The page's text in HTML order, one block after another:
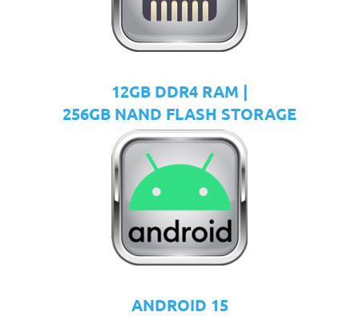
12GB DDR4 RAM |
256GB NAND FLASH STORAGE
ANDROID 15